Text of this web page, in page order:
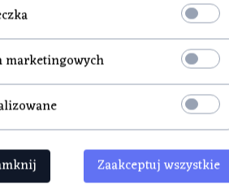
domowe
marketingowych
Zaakceptuj wszystkie